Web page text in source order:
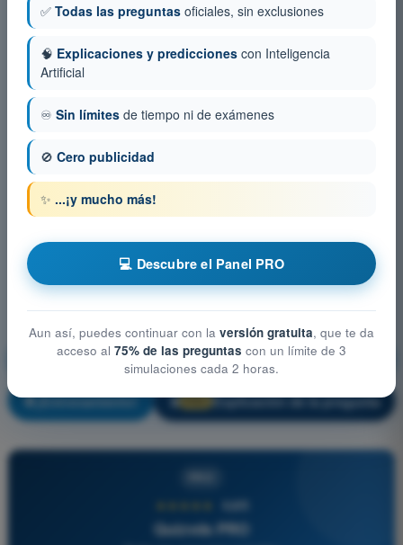
Mitigación técnica-operativa y gestión de riesgos
¡Entrenamiento! 🔒 PRO Explicación de la pregunta
4,6/5
Quizvds PRO
✅ Todas las preguntas oficiales, sin exclusiones
🧠 Explicaciones y predicciones con Inteligencia
Artificial
♾️ Sin límites de tiempo ni de exámenes
🚫 Cero publicidad
✨ ...¡y mucho más!
💻 Descubre el Panel PRO
Aun así, puedes continuar con la versión gratuita, que te da
acceso al 75% de las preguntas con un límite de 3
simulaciones cada 2 horas.